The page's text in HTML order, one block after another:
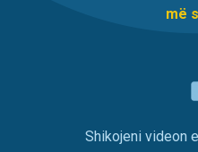
më
Shikojeni videon